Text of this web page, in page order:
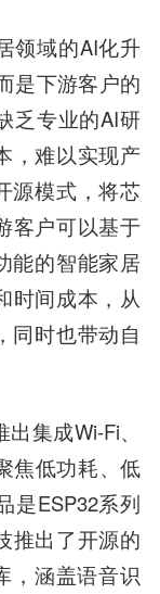
领域的AI化升
是下游客户的
乏专业的AI研
，难以实现产
源模式，将芯
客户可以基于
能的智能家居
时间成本，从
同时也带动自
出集成Wi-Fi、
焦低功耗、低
是ESP32系列
推出了开源的
，涵盖语音识